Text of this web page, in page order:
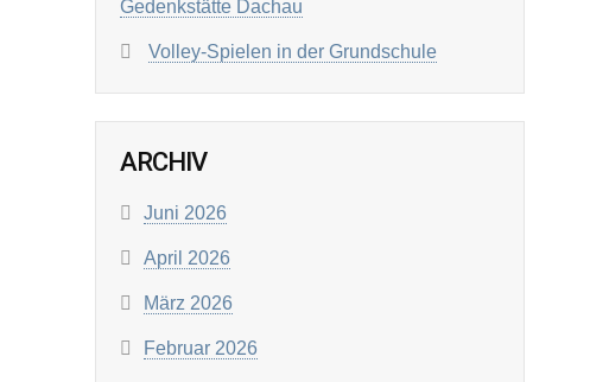
Gedenkstätte Dachau
Volley-Spielen in der Grundschule
ARCHIV
Juni 2026
April 2026
März 2026
Februar 2026